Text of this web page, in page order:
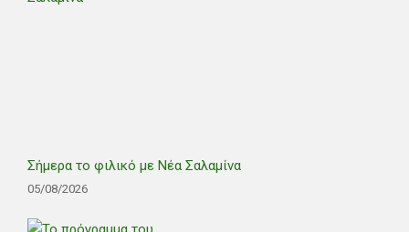
Σήμερα το φιλικό με Νέα Σαλαμίνα
05/08/2026